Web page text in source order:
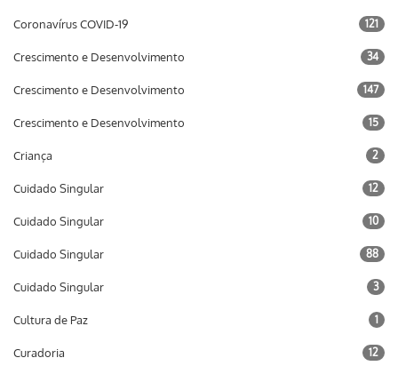
Coronavírus COVID-19 121
Crescimento e Desenvolvimento 34
Crescimento e Desenvolvimento 147
Crescimento e Desenvolvimento 15
Criança 2
Cuidado Singular 12
Cuidado Singular 10
Cuidado Singular 88
Cuidado Singular 3
Cultura de Paz 1
Curadoria 12